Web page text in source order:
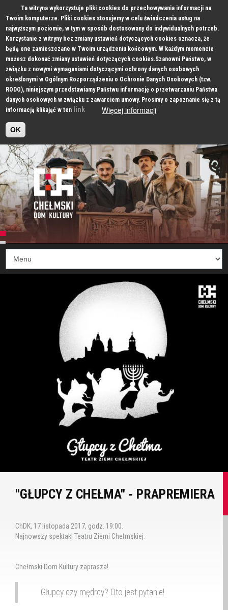
Ta witryna wykorzystuje pliki cookies do przechowywania informacji na
Twoim komputerze. Pliki cookies stosujemy w celu świadczenia usług na
najwyższym poziomie, w tym w sposób dostosowany do indywidualnych potrzeb.
Korzystanie z witryny bez zmiany ustawień dotyczących cookies oznacza, że
będą one zamieszczane w Twoim urządzeniu końcowym. W każdym momencie
możesz dokonać zmiany ustawień dotyczących cookies.Szanowni Państwo, w
związku z nowymi wymaganiami dotyczącymi ochrony danych osobowych
określonymi w Ogólnym Rozporządzeniu o Ochronie Danych Osobowych (tzw.
RODO), niniejszym przedstawiamy Państwu informację o przetwarzaniu Państwa
danych osobowych w związku z zawarciem umowy. Prosimy o zapoznanie się z tą
informacją klikająć w ten link Więcej informacji
OK
"GŁUPCY Z CHEŁMA" - PRAPREMIERA
ChDK, 17 listopada 2017, godz. 19:00.
Najnowszy spektakl Teatru Ziemi Chełmskiej.
Chełmski Dom Kultury zaprasza!
Głupcy czy mędrcy? Oto jest pytanie!